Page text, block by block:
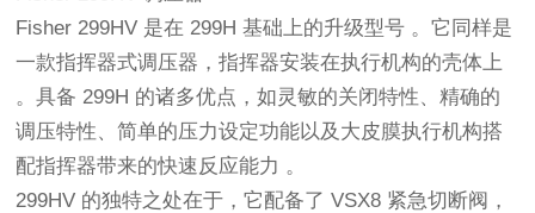
Fisher 299HV 是在 299H 基础上的升级型号 。它同样是
一款指挥器式调压器，指挥器安装在执行机构的壳体上
。具备 299H 的诸多优点，如灵敏的关闭特性、精确的
调压特性、简单的压力设定功能以及大皮膜执行机构搭
配指挥器带来的快速反应能力 。
299HV 的独特之处在于，它配备了 VSX8 紧急切断阀，